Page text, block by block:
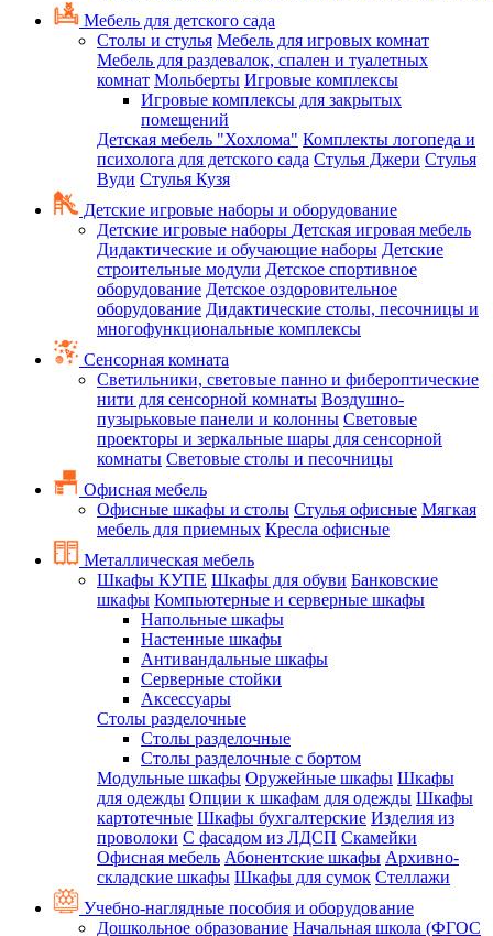
Мебель для детского сада
Столы и стулья Мебель для игровых комнат
Мебель для раздевалок, спален и туалетных
комнат Мольберты Игровые комплексы
Игровые комплексы для закрытых
помещений
Детская мебель "Хохлома" Комплекты логопеда и
психолога для детского сада Стулья Джери Стулья
Вуди Стулья Кузя
Детские игровые наборы и оборудование
Детские игровые наборы Детская игровая мебель
Дидактические и обучающие наборы Детские
строительные модули Детское спортивное
оборудование Детское оздоровительное
оборудование Дидактические столы, песочницы и
многофункциональные комплексы
Сенсорная комната
Светильники, световые панно и фибероптические
нити для сенсорной комнаты Воздушно-
пузырьковые панели и колонны Световые
проекторы и зеркальные шары для сенсорной
комнаты Световые столы и песочницы
Офисная мебель
Офисные шкафы и столы Стулья офисные Мягкая
мебель для приемных Кресла офисные
Металлическая мебель
Шкафы КУПЕ Шкафы для обуви Банковские
шкафы Компьютерные и серверные шкафы
Напольные шкафы
Настенные шкафы
Антивандальные шкафы
Серверные стойки
Аксессуары
Столы разделочные
Столы разделочные
Столы разделочные с бортом
Модульные шкафы Оружейные шкафы Шкафы
для одежды Опции к шкафам для одежды Шкафы
картотечные Шкафы бухгалтерские Изделия из
проволоки С фасадом из ЛДСП Скамейки
Офисная мебель Абонентские шкафы Архивно-
складские шкафы Шкафы для сумок Стеллажи
Учебно-наглядные пособия и оборудование
Дошкольное образование Начальная школа (ФГОС